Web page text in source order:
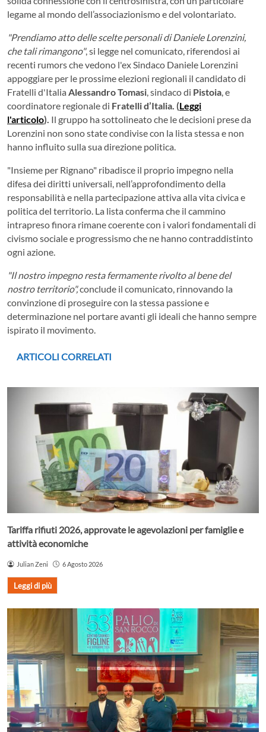
legame al mondo dell’associazionismo e del volontariato.
"Prendiamo atto delle scelte personali di Daniele Lorenzini,
che tali rimangono", si legge nel comunicato, riferendosi ai
recenti rumors che vedono l'ex Sindaco Daniele Lorenzini
appoggiare per le prossime elezioni regionali il candidato di
Fratelli d'Italia Alessandro Tomasi, sindaco di Pistoia, e
coordinatore regionale di Fratelli d’Italia. (Leggi
l'articolo). Il gruppo ha sottolineato che le decisioni prese da
Lorenzini non sono state condivise con la lista stessa e non
hanno influito sulla sua direzione politica.
"Insieme per Rignano" ribadisce il proprio impegno nella
difesa dei diritti universali, nell’approfondimento della
responsabilità e nella partecipazione attiva alla vita civica e
politica del territorio. La lista conferma che il cammino
intrapreso finora rimane coerente con i valori fondamentali di
civismo sociale e progressismo che ne hanno contraddistinto
ogni azione.
"Il nostro impegno resta fermamente rivolto al bene del
nostro territorio",conclude il comunicato, rinnovando la
convinzione di proseguire con la stessa passione e
determinazione nel portare avanti gli ideali che hanno sempre
ispirato il movimento.
ARTICOLI CORRELATI
Tariffa rifiuti 2026, approvate le agevolazioni per famiglie e
attività economiche
Julian Zeni 6 Agosto 2026
Leggi di più